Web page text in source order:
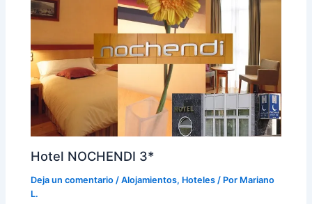
Hotel NOCHENDI 3*
Deja un comentario /Alojamientos, Hoteles / Por Mariano
L.